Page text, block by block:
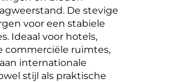
De stevige
voor een stabiele
Ideaal voor hotels,
commerciële ruimtes,
internationale
stijl als praktische